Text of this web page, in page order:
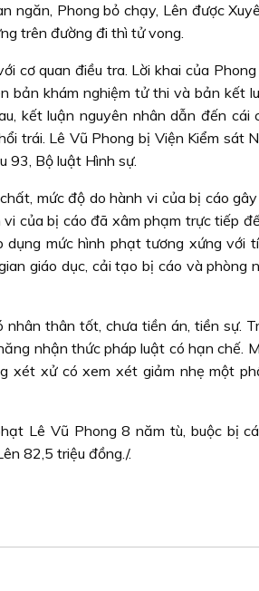
ngăn, Phong bỏ chạy, Lên được
trên đường đi thì tử vong.
cơ quan điều tra. Lời khai của
bản khám nghiệm tử thi và bản kết
kết luận nguyên nhân dẫn đến cái
trái. Lê Vũ Phong bị Viện Kiểm sát
93, Bộ luật Hình sự.
mức độ do hành vi của bị cáo
của bị cáo đã xâm phạm trực tiếp
mức hình phạt tương xứng với
giáo dục, cải tạo bị cáo và phòng
thân tốt, chưa tiền án, tiền sự.
nhận thức pháp luật có hạn chế.
xét xử có xem xét giảm nhẹ một
Lê Vũ Phong 8 năm tù, buộc bị
82,5 triệu đồng./.